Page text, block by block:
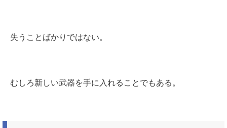
失うことばかりではない。
むしろ新しい武器を手に入れることでもある。